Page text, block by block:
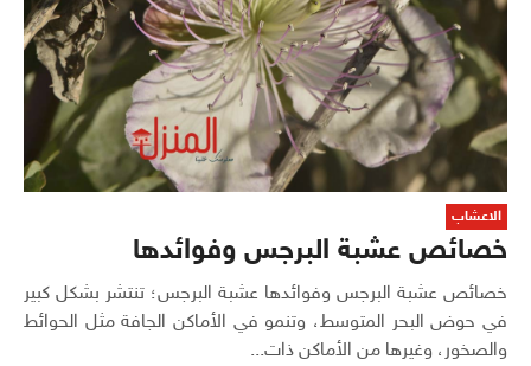
الاعشاب
خصائص عشبة البرجس وفوائدها
خصائص عشبة البرجس وفوائدها عشبة البرجس؛ تنتشر بشكل كبير
في حوض البحر المتوسط، وتنمو في الأماكن الجافة مثل الحوائط
والصخور، وغيرها من الأماكن ذات...